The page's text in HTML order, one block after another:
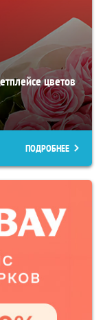
цветов
ПОДРОБНЕЕ